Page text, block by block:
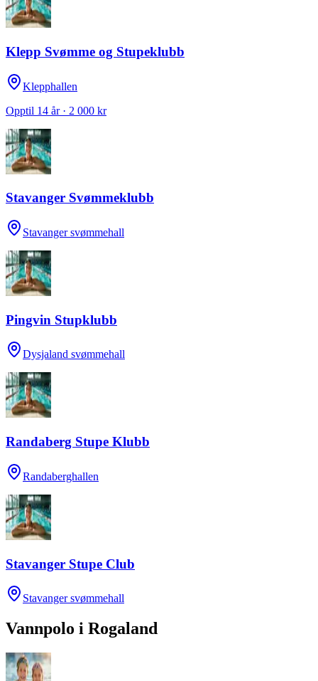
Klepp Svømme og Stupeklubb
Klepphallen
Opptil 14 år · 2 000 kr
Stavanger Svømmeklubb
Stavanger svømmehall
Pingvin Stupklubb
Dysjaland svømmehall
Randaberg Stupe Klubb
Randaberghallen
Stavanger Stupe Club
Stavanger svømmehall
Vannpolo i Rogaland